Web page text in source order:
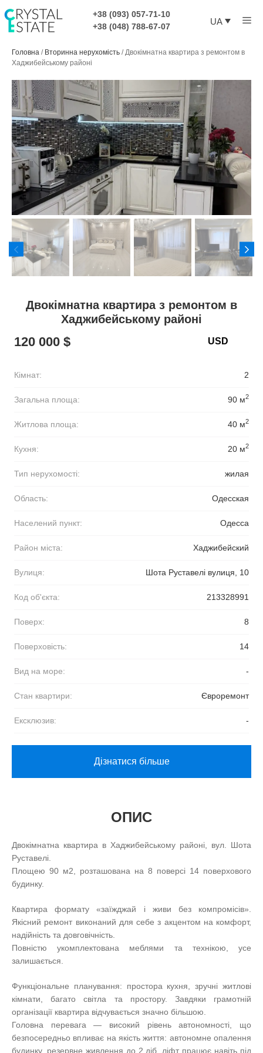
до
контенту
+38 (093) 057-71-10
+38 (048) 788-67-07
UA
Головна / Вторинна нерухомість /Двокімнатна квартира з ремонтом в
Хаджибейському районі
Двокімнатна квартира з ремонтом в
Хаджибейському районі
120 000 $
Кімнат: 2
Загальна площа: 90 м2
Житлова площа: 40 м2
Кухня: 20 м2
Тип нерухомості: жилая
Область: Одесская
Населений пункт: Одесса
Район міста: Хаджибейский
Вулиця: Шота Руставелі вулиця, 10
Код об'єкта: 213328991
Поверх: 8
Поверховість: 14
Вид на море: -
Стан квартири: Євроремонт
Ексклюзив: -
Дізнатися більше
ОПИС
Двокімнатна квартира в Хаджибейському районі, вул. Шота
Руставелі.
Площею 90 м2, розташована на 8 поверсі 14 поверхового
будинку.
Квартира формату «заїжджай і живи без компромісів».
Якісний ремонт виконаний для себе з акцентом на комфорт,
надійність та довговічність.
Повністю укомплектована меблями та технікою, усе
залишається.
Функціональне планування: простора кухня, зручні житлові
кімнати, багато світла та простору. Завдяки грамотній
організації квартира відчувається значно більшою.
Головна перевага — високий рівень автономності, що
безпосередньо впливає на якість життя: автономне опалення
будинку, резервне живлення до 2 діб, ліфт працює навіть під